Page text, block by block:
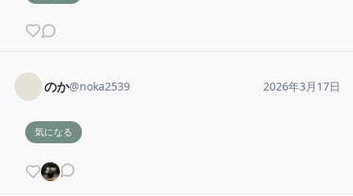
のか@noka2539 2026年3月17日
気になる